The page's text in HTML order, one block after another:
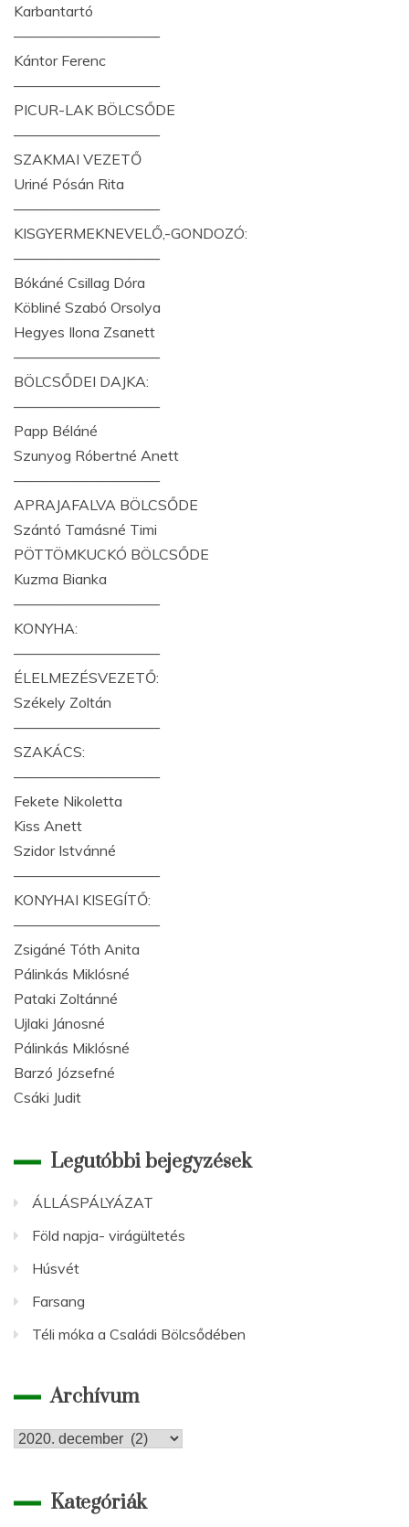
Karbantartó
——————————
Kántor Ferenc
——————————
PICUR-LAK BÖLCSŐDE
——————————
SZAKMAI VEZETŐ
Uriné Pósán Rita
——————————
KISGYERMEKNEVELŐ,-GONDOZÓ:
——————————
Bókáné Csillag Dóra
Köbliné Szabó Orsolya
Hegyes Ilona Zsanett
——————————
BÖLCSŐDEI DAJKA:
——————————
Papp Béláné
Szunyog Róbertné Anett
——————————
APRAJAFALVA BÖLCSŐDE
Szántó Tamásné Timi
PÖTTÖMKUCKÓ BÖLCSŐDE
Kuzma Bianka
——————————
KONYHA:
——————————
ÉLELMEZÉSVEZETŐ:
Székely Zoltán
——————————
SZAKÁCS:
——————————
Fekete Nikoletta
Kiss Anett
Szidor Istvánné
——————————
KONYHAI KISEGÍTŐ:
——————————
Zsigáné Tóth Anita
Pálinkás Miklósné
Pataki Zoltánné
Ujlaki Jánosné
Pálinkás Miklósné
Barzó Józsefné
Csáki Judit
Legutóbbi bejegyzések
ÁLLÁSPÁLYÁZAT
Föld napja- virágültetés
Húsvét
Farsang
Téli móka a Családi Bölcsődében
Archívum
Archívum
Kategóriák